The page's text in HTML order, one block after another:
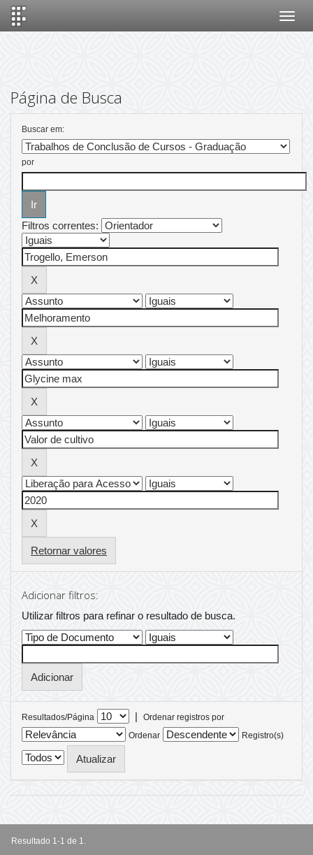
Página de Busca
Buscar em:
por
Filtros correntes:
Retornar valores
Adicionar filtros:
Utilizar filtros para refinar o resultado de busca.
Resultados/Página |
Ordenar registros por
Ordenar
Registro(s)
Resultado 1-1 de 1.